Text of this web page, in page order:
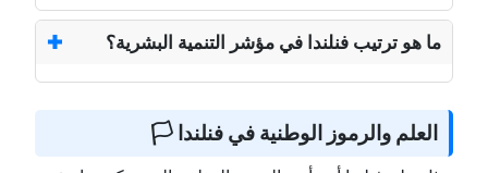
ما هو ترتيب فنلندا في مؤشر التنمية البشرية؟
العلم والرموز الوطنية في فنلندا 🏳️